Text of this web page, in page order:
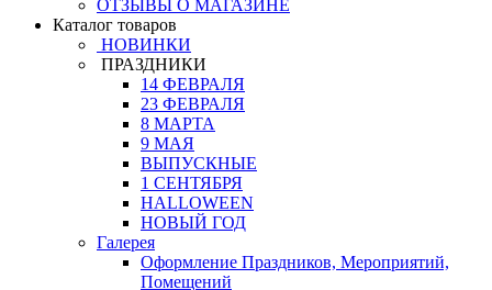
ОТЗЫВЫ О МАГАЗИНЕ
Каталог товаров
НОВИНКИ
ПРАЗДНИКИ
14 ФЕВРАЛЯ
23 ФЕВРАЛЯ
8 МАРТА
9 МАЯ
ВЫПУСКНЫЕ
1 СЕНТЯБРЯ
HALLOWEEN
НОВЫЙ ГОД
Галерея
Оформление Праздников, Мероприятий,
Помещений